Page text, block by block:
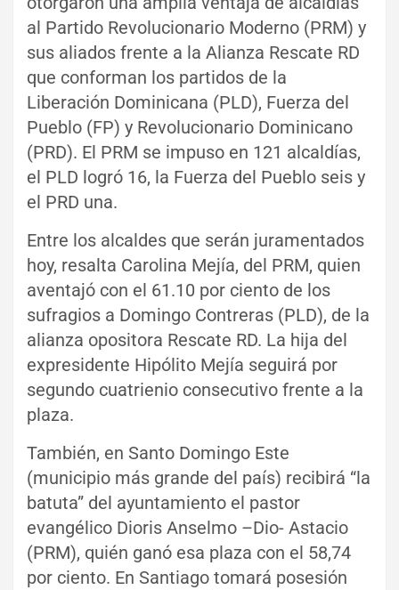
al Partido Revolucionario Moderno (PRM) y
sus aliados frente a la Alianza Rescate RD
que conforman los partidos de la
Liberación Dominicana (PLD), Fuerza del
Pueblo (FP) y Revolucionario Dominicano
(PRD). El PRM se impuso en 121 alcaldías,
el PLD logró 16, la Fuerza del Pueblo seis y
el PRD una.
Entre los alcaldes que serán juramentados
hoy, resalta Carolina Mejía, del PRM, quien
aventajó con el 61.10 por ciento de los
sufragios a Domingo Contreras (PLD), de la
alianza opositora Rescate RD. La hija del
expresidente Hipólito Mejía seguirá por
segundo cuatrienio consecutivo frente a la
plaza.
También, en Santo Domingo Este
(municipio más grande del país) recibirá “la
batuta” del ayuntamiento el pastor
evangélico Dioris Anselmo –Dio- Astacio
(PRM), quién ganó esa plaza con el 58,74
por ciento. En Santiago tomará posesión